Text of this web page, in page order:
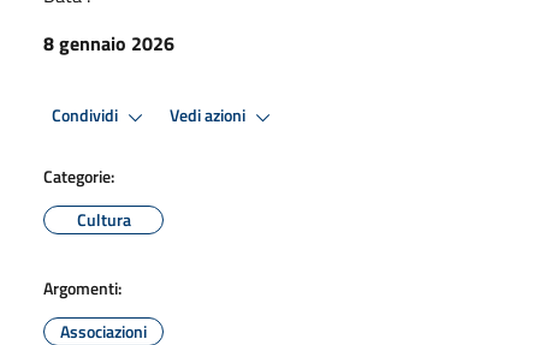
8 gennaio 2026
Condividi Vedi azioni
Categorie:
Cultura
Argomenti:
Associazioni